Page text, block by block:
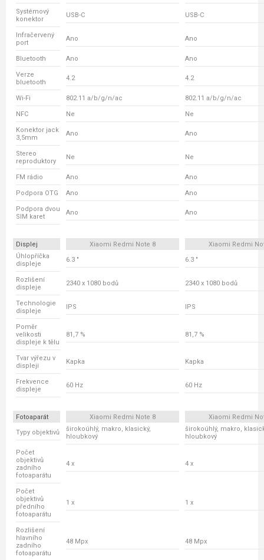
Systémový
konektor
USB-C USB-C
Infračervený
port
Ano Ano
Bluetooth Ano Ano
Verze
bluetooth
4.2 4.2
Wi-Fi 802.11 a/b/g/n/ac 802.11 a/b/g/n/ac
NFC Ne Ne
Konektor jack
3,5mm
Ano Ano
Stereo
reproduktory
Ne Ne
FM rádio Ano Ano
Podpora OTG Ano Ano
Podpora dvou
SIM karet
Ano Ano
Displej Xiaomi Redmi Note 8
Xiaomi Redmi
Úhlopříčka
displeje
6.3 " 6.3 "
Rozlišení
displeje
2340 x 1080 bodů 2340 x 1080 bodů
Technologie
displeje
IPS IPS
Poměr
velikosti
displeje k tělu
81,7 % 81,7 %
Tvar výřezu v
displeji
Kapka Kapka
Frekvence
displeje
60 Hz 60 Hz
Fotoaparát Xiaomi Redmi Note 8
Xiaomi Redmi
Typy objektivů
širokoúhlý, makro, klasický,
hloubkový
širokoúhlý, makro,
hloubkový
Počet
objektivů
zadního
fotoaparátu
4 x 4 x
Počet
objektivů
předního
fotoaparátu
1 x 1 x
Rozlišení
hlavního
zadního
fotoaparátu
48 Mpx 48 Mpx